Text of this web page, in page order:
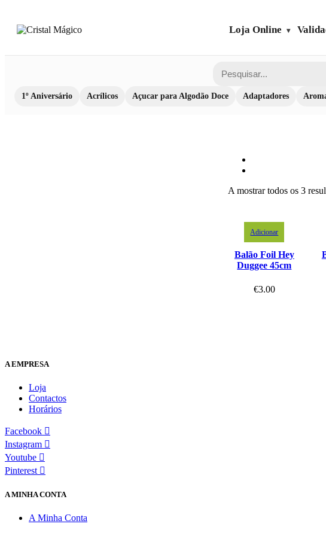
Loja Online
1º Aniversário Acrílicos Açucar para Algodão Doce Adaptadores
A mostrar todos os 3
Adicionar
Balão Foil Hey
Duggee 45cm
€3.00
A EMPRESA
Loja
Contactos
Horários
Facebook
Instagram
Youtube
Pinterest
A MINHA CONTA
A Minha Conta